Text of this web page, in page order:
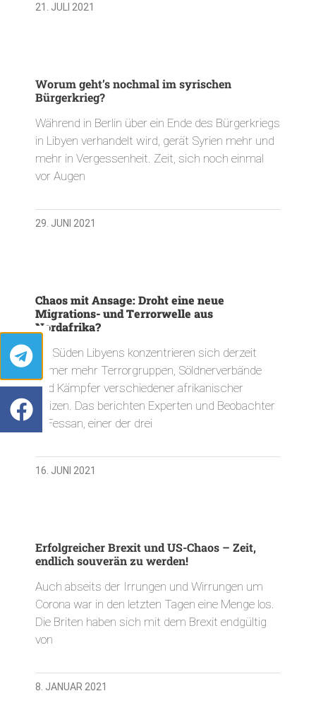
21. JULI 2021
Worum geht’s nochmal im syrischen
Bürgerkrieg?
Während in Berlin über ein Ende des Bürgerkriegs
in Libyen verhandelt wird, gerät Syrien mehr und
mehr in Vergessenheit. Zeit, sich noch einmal
vor Augen
29. JUNI 2021
Chaos mit Ansage: Droht eine neue
Migrations- und Terrorwelle aus
Nordafrika?
Im Süden Libyens konzentrieren sich derzeit
immer mehr Terrorgruppen, Söldnerverbände
und Kämpfer verschiedener afrikanischer
Milizen. Das berichten Experten und Beobachter
in Fessan, einer der drei
16. JUNI 2021
Erfolgreicher Brexit und US-Chaos – Zeit,
endlich souverän zu werden!
Auch abseits der Irrungen und Wirrungen um
Corona war in den letzten Tagen eine Menge los.
Die Briten haben sich mit dem Brexit endgültig
von
8. JANUAR 2021